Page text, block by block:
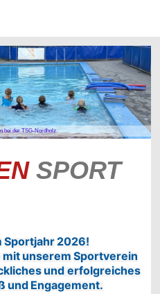
bei der TSG-Nordholz
SPORT
Sportjahr2026!
mit unserem Sportverein
kliches und erfolgreiches
und Engagement.